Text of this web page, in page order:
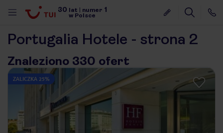
30 lat numer 1
w Polsce
Portugalia Hotele - strona 2
Znaleziono 330 ofert
ZALICZKA 25%